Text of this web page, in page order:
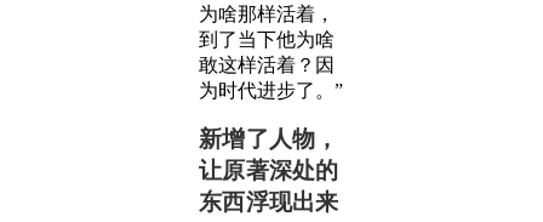
为啥那样活着，
到了当下他为啥
敢这样活着？因
为时代进步了。”
新增了人物，
让原著深处的
东西浮现出来